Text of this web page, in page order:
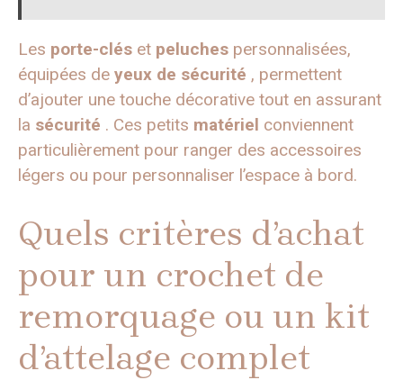
Les porte-clés et peluches personnalisées,
équipées de yeux de sécurité , permettent
d’ajouter une touche décorative tout en assurant
la sécurité . Ces petits matériel conviennent
particulièrement pour ranger des accessoires
légers ou pour personnaliser l’espace à bord.
Quels critères d’achat
pour un crochet de
remorquage ou un kit
d’attelage complet